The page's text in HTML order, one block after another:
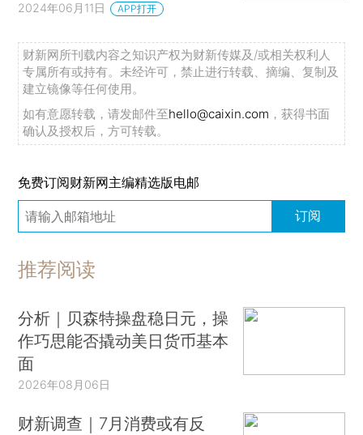
2024年06月11日 APP打开
财新网所刊载内容之知识产权为财新传媒及/或相关权利人
专属所有或持有。未经许可，禁止进行转载、摘编、复制及
建立镜像等任何使用。
如有意愿转载，请发邮件至hello@caixin.com ，获得书面
确认及授权后，方可转载。
免费订阅财新网主编精选版电邮
订阅
推荐阅读
分析｜贝森特操盘稳日元，操
作巧思能否撬动美日货币基本
面
2026年08月06日
财新调查｜7月消费或有反